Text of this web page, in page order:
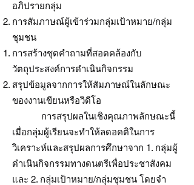
อภิปรายกลุ่ม
การสัมภาษณ์ผู้เข้าร่วมกลุ่มเป้าหมาย/กลุ่ม
ชุมชน
การสร้างชุดคำถามที่สอดคล้องกับ
วัตถุประสงค์การดำเนินกิจกรรม
สรุปข้อมูลจากการให้สัมภาษณ์ในลักษณะ
ของงานเขียนหรือวิดีโอ
การสรุปผลในเชิงคุณภาพลักษณะนี้
เมื่อกลุ่มผู้เรียนจะทำให้ลดอคติในการ
วิเคราะห์และสรุปผลการศึกษาจาก 1. กลุ่มผู้
ดำเนินกิจกรรมทางดนตรีเพื่อประชาสังคม
และ 2. กลุ่มเป้าหมาย/กลุ่มชุมชน โดยจำ